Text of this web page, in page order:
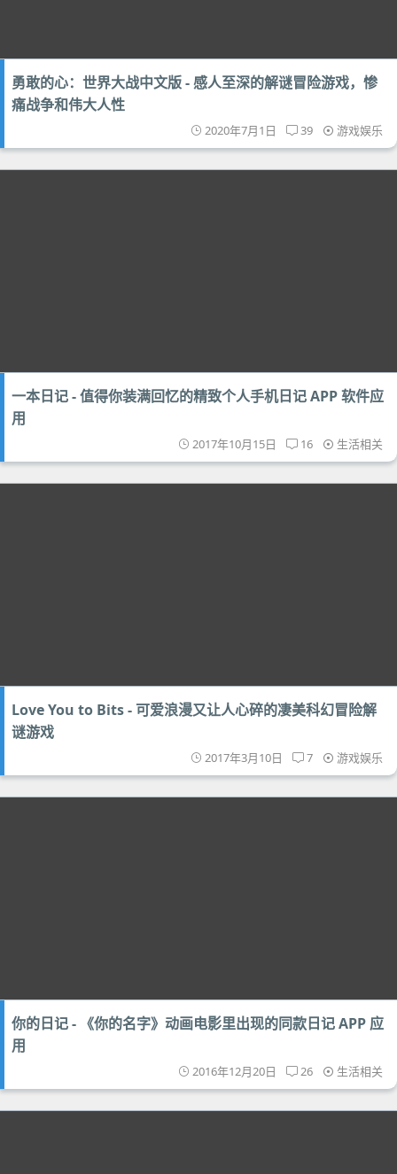
勇敢的心：世界大战中文版 - 感人至深的解谜冒险游戏，惨
痛战争和伟大人性
2020年7月1日 39 游戏娱乐
一本日记 - 值得你装满回忆的精致个人手机日记 APP 软件应
用
2017年10月15日 16 生活相关
Love You to Bits - 可爱浪漫又让人心碎的凄美科幻冒险解
谜游戏
2017年3月10日 7 游戏娱乐
你的日记 - 《你的名字》动画电影里出现的同款日记 APP 应
用
2016年12月20日 26 生活相关